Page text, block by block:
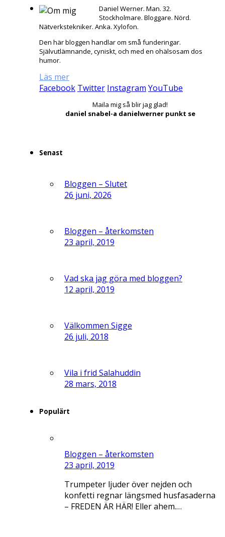
Daniel Werner. Man. 32.
Stockholmare. Bloggare. Nörd.
Nätverkstekniker. Anka. Xylofon.
Den här bloggen handlar om små funderingar.
Självutlämnande, cyniskt, och med en ohälsosam dos
humor.
Läs mer
Facebook Twitter Instagram YouTube
Maila mig så blir jag glad!
daniel snabel-a danielwerner punkt se
Senast
Bloggen – Slutet
26 juni, 2026
Bloggen – återkomsten
23 april, 2019
Vad ska jag göra med bloggen?
12 april, 2019
Välkommen Sigge
26 juli, 2018
Vila i frid Salahuddin
28 mars, 2018
Populärt
Bloggen – återkomsten
23 april, 2019
Trumpeter ljuder över nejden och
konfetti regnar längsmed husfasaderna
– FREDEN ÄR HÄR! Eller ahem.…